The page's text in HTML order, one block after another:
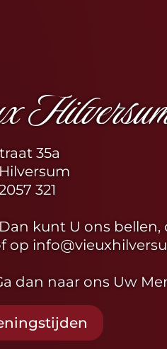
35a
Hilversum
321
kunt U ons
op
dan naar ons Uw